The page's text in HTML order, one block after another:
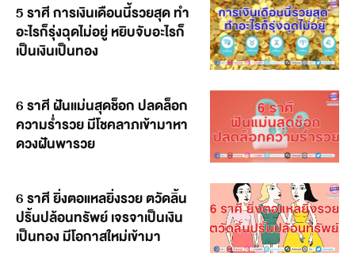
5 ราศี การเงินเดือนนี้รวยสุด ทำ
อะไรก็รุ่งฉุดไม่อยู่ หยิบจับอะไรก็
เป็นเงินเป็นทอง
6 ราศี ฝันแม่นสุดช็อก ปลดล็อก
ความร่ำรวย มีโชคลาภเข้ามาหา
ดวงฝันพารวย
6 ราศี ยิ่งตอแหลยิ่งรวย ตวัดลิ้น
ปริ้นปล้อนทรัพย์ เจรจาเป็นเงิน
เป็นทอง มีโอกาสใหม่เข้ามา